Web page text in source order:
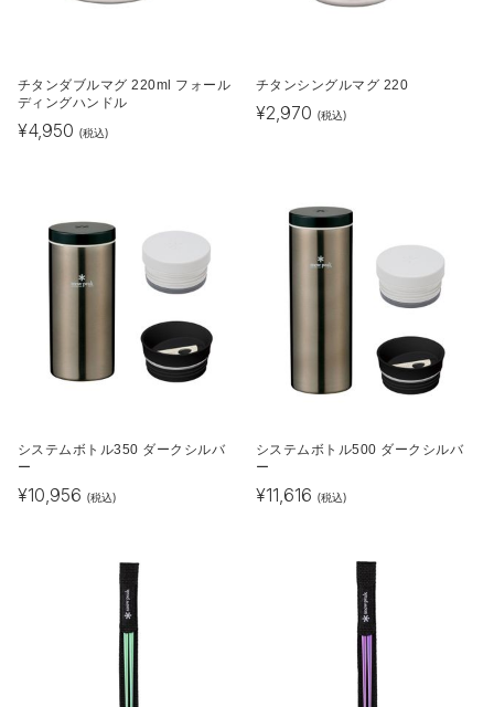
チタンダブルマグ 220ml フォール
ディングハンドル
¥4,950 (税込)
チタンシングルマグ 220
¥2,970 (税込)
システムボトル350 ダークシルバ
ー
¥10,956 (税込)
システムボトル500 ダークシルバ
ー
¥11,616 (税込)